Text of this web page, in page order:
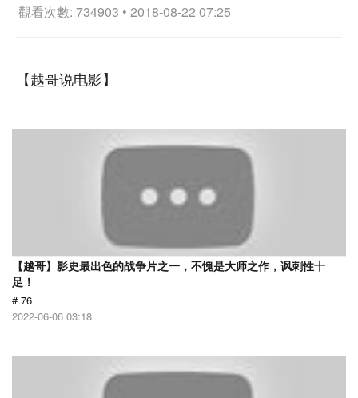
觀看次數: 734903 • 2018-08-22 07:25
【越哥说电影】
【越哥】影史最出色的战争片之一，不愧是大师之作，讽刺性十
足！
# 76
2022-06-06 03:18